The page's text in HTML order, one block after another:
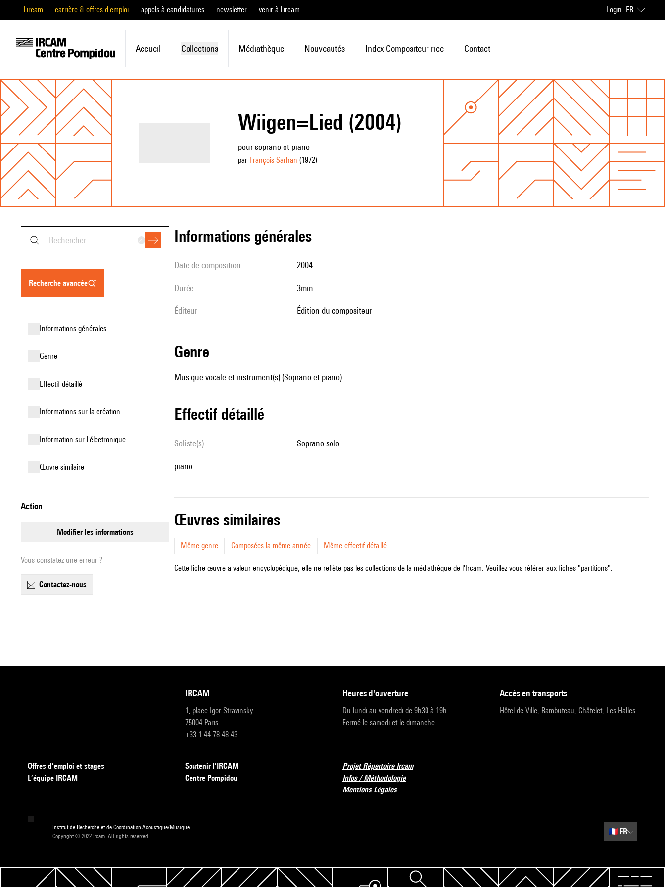
l'ircam carrière & offres d'emploi appels à candidatures newsletter venir à l'ircam Login FR
Accueil Collections Médiathèque Nouveautés Index Compositeur·rice Contact
Wiigen=Lied (2004)
pour soprano et piano
par François Sarhan (1972)
recherche avancée
informations générales
genre
effectif détaillé
informations sur la création
Information sur l'électronique
œuvre similaire
action
modifier les informations
Vous constatez une erreur ?
contactez-nous
informations générales
date de composition 2004
durée 3min
éditeur édition du compositeur
genre
Musique vocale et instrument(s) (Soprano et piano)
effectif détaillé
Soliste(s) soprano solo
piano
œuvres similaires
Même genre Composées la même année Même effectif détaillé
Cette fiche œuvre a valeur encyclopédique, elle ne reflète pas les collections de la médiathèque de l'Ircam. Veuillez vous référer aux fiches "partitions".
IRCAM
1, place Igor-Stravinsky
75004 Paris
+33 1 44 78 48 43
heures d'ouverture
Du lundi au vendredi de 9h30 à 19h
Fermé le samedi et le dimanche
accès en transports
Hôtel de Ville, Rambuteau, Châtelet, Les Halles
Offres d’emploi et stages
L’équipe IRCAM
Soutenir l’IRCAM
Centre Pompidou
Projet Répertoire Ircam
Infos / Méthodologie
Mentions Légales
Institut de Recherche et de Coordination Acoustique/Musique
Copyright © 2022 Ircam. All rights reserved.
🇫🇷 FR